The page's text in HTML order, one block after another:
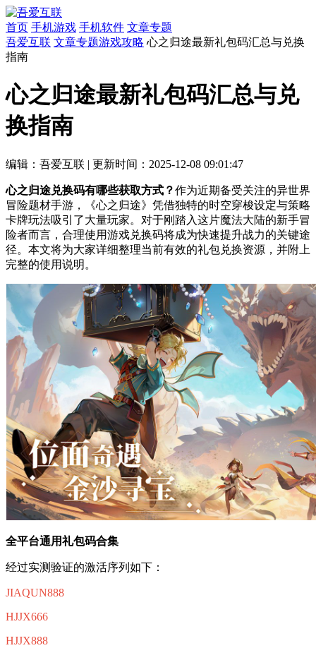
首页 手机游戏 手机软件 文章专题
吾爱互联 文章专题游戏攻略 心之归途最新礼包码汇总与兑换
指南
心之归途最新礼包码汇总与兑
换指南
编辑：吾爱互联 | 更新时间：2025-12-08 09:01:47
心之归途兑换码有哪些获取方式？作为近期备受关注的异世界
冒险题材手游，《心之归途》凭借独特的时空穿梭设定与策略
卡牌玩法吸引了大量玩家。对于刚踏入这片魔法大陆的新手冒
险者而言，合理使用游戏兑换码将成为快速提升战力的关键途
径。本文将为大家详细整理当前有效的礼包兑换资源，并附上
完整的使用说明。
全平台通用礼包码合集
经过实测验证的激活序列如下：
JIAQUN888
HJJX666
HJJX888